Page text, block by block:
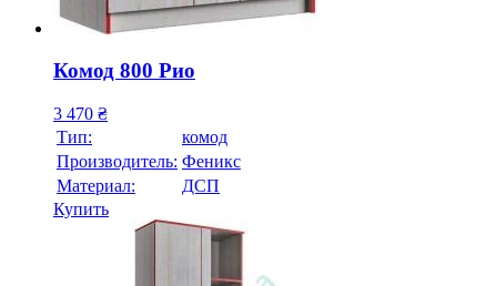
Комод 800 Рио
3 470 ₴
Тип:
комод
Производитель: Феникс
Материал:
ДСП
Купить